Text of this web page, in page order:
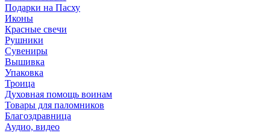
Подарки на Пасху
Иконы
Красные свечи
Рушники
Сувениры
Вышивка
Упаковка
Троица
Духовная помощь воинам
Товары для паломников
Благоздравница
Аудио, видео